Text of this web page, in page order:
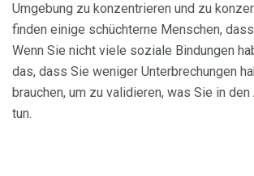
Umgebung zu konzentrieren und zu
finden einige schüchterne Menschen,
Wenn Sie nicht viele soziale Bindungen
das, dass Sie weniger Unterbrechungen
brauchen, um zu validieren, was Sie in den
tun.